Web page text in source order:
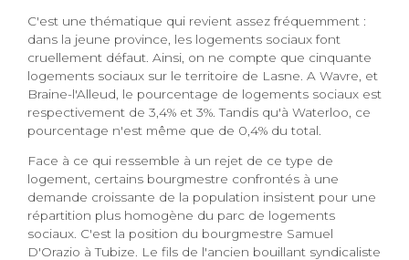
C'est une thématique qui revient assez fréquemment :
dans la jeune province, les logements sociaux font
cruellement défaut. Ainsi, on ne compte que cinquante
logements sociaux sur le territoire de Lasne. A Wavre, et
Braine-l'Alleud, le pourcentage de logements sociaux est
respectivement de 3,4% et 3%. Tandis qu'à Waterloo, ce
pourcentage n'est même que de 0,4% du total.
Face à ce qui ressemble à un rejet de ce type de
logement, certains bourgmestre confrontés à une
demande croissante de la population insistent pour une
répartition plus homogène du parc de logements
sociaux. C'est la position du bourgmestre Samuel
D'Orazio à Tubize. Le fils de l'ancien bouillant syndicaliste